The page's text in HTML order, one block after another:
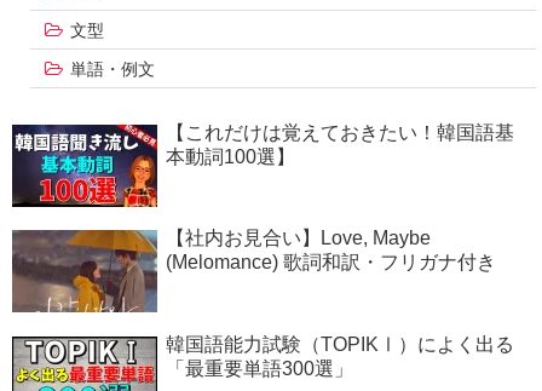
文型
単語・例文
【これだけは覚えておきたい！韓国語基
本動詞100選】
【社内お見合い】Love, Maybe
(Melomance) 歌詞和訳・フリガナ付き
韓国語能力試験（TOPIKⅠ）によく出る
「最重要単語300選」